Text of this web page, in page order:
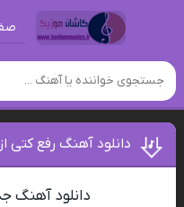
دانلود آهنگ رفع
دانلود آهنگ